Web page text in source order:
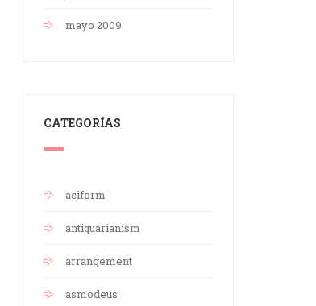
mayo 2009
CATEGORÍAS
aciform
antiquarianism
arrangement
asmodeus